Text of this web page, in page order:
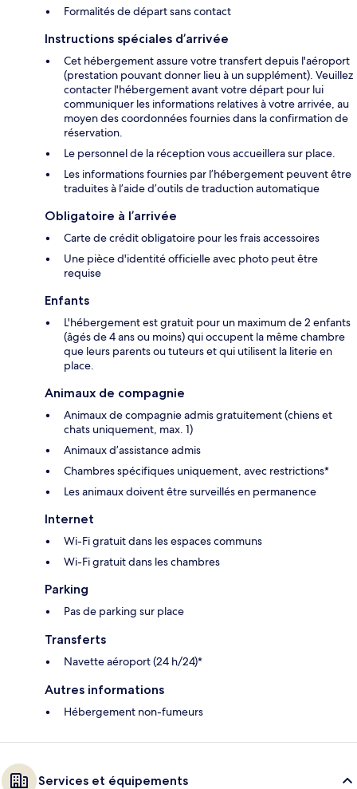
Formalités de départ sans contact
Instructions spéciales d’arrivée
Cet hébergement assure votre transfert depuis l'aéroport
(prestation pouvant donner lieu à un supplément). Veuillez
contacter l'hébergement avant votre départ pour lui
communiquer les informations relatives à votre arrivée, au
moyen des coordonnées fournies dans la confirmation de
réservation.
Le personnel de la réception vous accueillera sur place.
Les informations fournies par l’hébergement peuvent être
traduites à l’aide d’outils de traduction automatique
Obligatoire à l’arrivée
Carte de crédit obligatoire pour les frais accessoires
Une pièce d'identité officielle avec photo peut être
requise
Enfants
L'hébergement est gratuit pour un maximum de 2 enfants
(âgés de 4 ans ou moins) qui occupent la même chambre
que leurs parents ou tuteurs et qui utilisent la literie en
place.
Animaux de compagnie
Animaux de compagnie admis gratuitement (chiens et
chats uniquement, max. 1)
Animaux d’assistance admis
Chambres spécifiques uniquement, avec restrictions*
Les animaux doivent être surveillés en permanence
Internet
Wi-Fi gratuit dans les espaces communs
Wi-Fi gratuit dans les chambres
Parking
Pas de parking sur place
Transferts
Navette aéroport (24 h/24)*
Autres informations
Hébergement non-fumeurs
Services et équipements